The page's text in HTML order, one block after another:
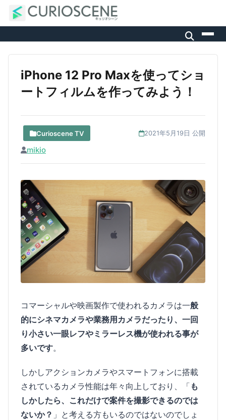
iPhone 12 Pro Maxを使ってショ
ートフィルムを作ってみよう！
Curioscene TV 2021年5月19日 公開
mikio
コマーシャルや映画製作で使われるカメラは一般
的にシネマカメラや業務用カメラだったり、一回
り小さい一眼レフやミラーレス機が使われる事が
多いです。
しかしアクションカメラやスマートフォンに搭載
されているカメラ性能は年々向上しており、「 も
しかしたら、これだけで案件を撮影できるのでは
ないか？ 」と考える方もいるのではないのでしょ